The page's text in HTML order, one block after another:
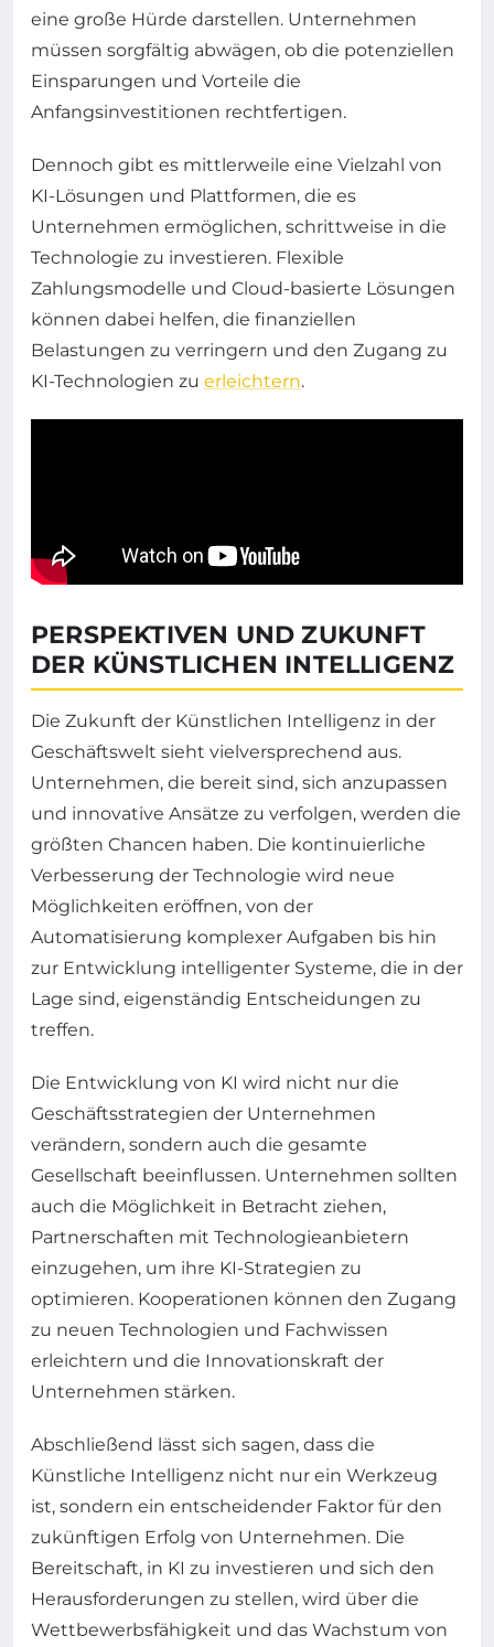
eine große Hürde darstellen. Unternehmen
müssen sorgfältig abwägen, ob die potenziellen
Einsparungen und Vorteile die
Anfangsinvestitionen rechtfertigen.
Dennoch gibt es mittlerweile eine Vielzahl von
KI-Lösungen und Plattformen, die es
Unternehmen ermöglichen, schrittweise in die
Technologie zu investieren. Flexible
Zahlungsmodelle und Cloud-basierte Lösungen
können dabei helfen, die finanziellen
Belastungen zu verringern und den Zugang zu
KI-Technologien zu erleichtern.
PERSPEKTIVEN UND ZUKUNFT
DER KÜNSTLICHEN INTELLIGENZ
Die Zukunft der Künstlichen Intelligenz in der
Geschäftswelt sieht vielversprechend aus.
Unternehmen, die bereit sind, sich anzupassen
und innovative Ansätze zu verfolgen, werden die
größten Chancen haben. Die kontinuierliche
Verbesserung der Technologie wird neue
Möglichkeiten eröffnen, von der
Automatisierung komplexer Aufgaben bis hin
zur Entwicklung intelligenter Systeme, die in der
Lage sind, eigenständig Entscheidungen zu
treffen.
Die Entwicklung von KI wird nicht nur die
Geschäftsstrategien der Unternehmen
verändern, sondern auch die gesamte
Gesellschaft beeinflussen. Unternehmen sollten
auch die Möglichkeit in Betracht ziehen,
Partnerschaften mit Technologieanbietern
einzugehen, um ihre KI-Strategien zu
optimieren. Kooperationen können den Zugang
zu neuen Technologien und Fachwissen
erleichtern und die Innovationskraft der
Unternehmen stärken.
Abschließend lässt sich sagen, dass die
Künstliche Intelligenz nicht nur ein Werkzeug
ist, sondern ein entscheidender Faktor für den
zukünftigen Erfolg von Unternehmen. Die
Bereitschaft, in KI zu investieren und sich den
Herausforderungen zu stellen, wird über die
Wettbewerbsfähigkeit und das Wachstum von